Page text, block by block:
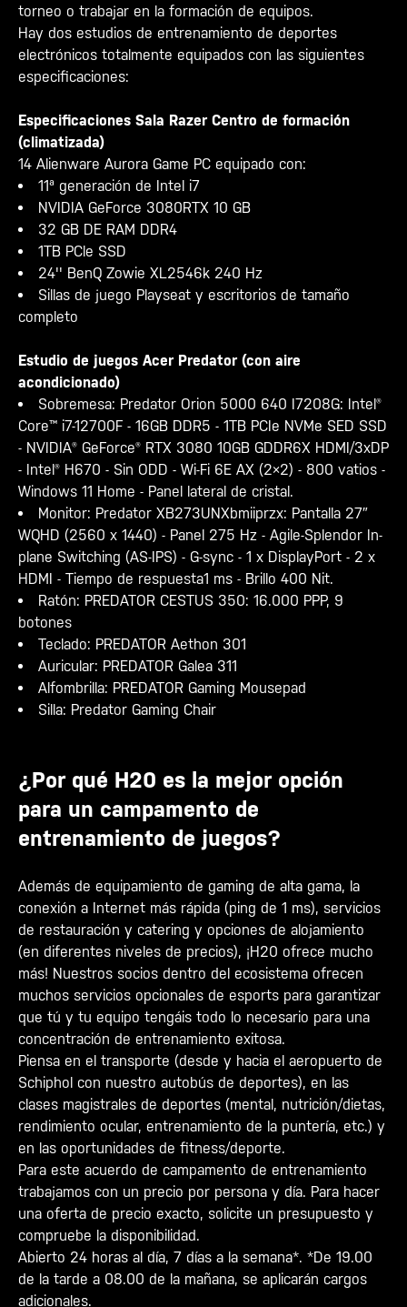
torneo o trabajar en la formación de equipos.
Hay dos estudios de entrenamiento de deportes
electrónicos totalmente equipados con las siguientes
especificaciones:
Especificaciones Sala Razer Centro de formación
(climatizada)
14 Alienware Aurora Game PC equipado con:
11ª generación de Intel i7
NVIDIA GeForce 3080RTX 10 GB
32 GB DE RAM DDR4
1TB PCle SSD
24'' BenQ Zowie XL2546k 240 Hz
Sillas de juego Playseat y escritorios de tamaño
completo
Estudio de juegos Acer Predator (con aire
acondicionado)
Sobremesa: Predator Orion 5000 640 I7208G: Intel®
Core™ i7-12700F - 16GB DDR5 - 1TB PCIe NVMe SED SSD
- NVIDIA® GeForce® RTX 3080 10GB GDDR6X HDMI/3xDP
- Intel® H670 - Sin ODD - Wi-Fi 6E AX (2×2) - 800 vatios -
Windows 11 Home - Panel lateral de cristal.
Monitor: Predator XB273UNXbmiiprzx: Pantalla 27″
WQHD (2560 x 1440) - Panel 275 Hz - Agile-Splendor In-
plane Switching (AS-IPS) - G-sync - 1 x DisplayPort - 2 x
HDMI - Tiempo de respuesta1 ms - Brillo 400 Nit.
Ratón: PREDATOR CESTUS 350: 16.000 PPP, 9
botones
Teclado: PREDATOR Aethon 301
Auricular: PREDATOR Galea 311
Alfombrilla: PREDATOR Gaming Mousepad
Silla: Predator Gaming Chair
¿Por qué H20 es la mejor opción
para un campamento de
entrenamiento de juegos?
Además de equipamiento de gaming de alta gama, la
conexión a Internet más rápida (ping de 1 ms), servicios
de restauración y catering y opciones de alojamiento
(en diferentes niveles de precios), ¡H20 ofrece mucho
más! Nuestros socios dentro del ecosistema ofrecen
muchos servicios opcionales de esports para garantizar
que tú y tu equipo tengáis todo lo necesario para una
concentración de entrenamiento exitosa.
Piensa en el transporte (desde y hacia el aeropuerto de
Schiphol con nuestro autobús de deportes), en las
clases magistrales de deportes (mental, nutrición/dietas,
rendimiento ocular, entrenamiento de la puntería, etc.) y
en las oportunidades de fitness/deporte.
Para este acuerdo de campamento de entrenamiento
trabajamos con un precio por persona y día. Para hacer
una oferta de precio exacto, solicite un presupuesto y
compruebe la disponibilidad.
Abierto 24 horas al día, 7 días a la semana*. *De 19.00
de la tarde a 08.00 de la mañana, se aplicarán cargos
adicionales.